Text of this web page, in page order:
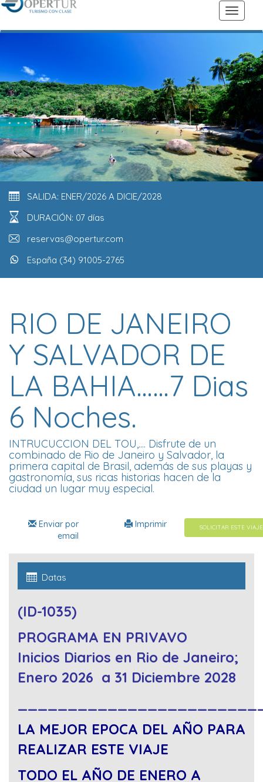
SALIDA: ENER/2026 A DICIE/2028
DURACIÓN: 07 días
reservas@opertur.com
España (34) 91005-2765
RIO DE JANEIRO
Y SALVADOR DE
LA BAHIA……7 Dias
6 Noches.
INTRUCUCCION DEL TOU,.... Disfrute de un
combinado de Rio de Janeiro y Salvador, la
primera capital de Brasil, además de sus playas y
gastronomía, sus ricas historias hacen de la
ciudad un lugar muy especial.
SOLICITAR ESTE VIAJE
Imprimir
Enviar por
email
Datas
(ID-1035)
PROGRAMA EN PRIVAVO
Inicios Diarios en Rio de Janeiro;
Enero 2026 a 31 Diciembre 2028
LA MEJOR EPOCA DEL AÑO PARA
REALIZAR ESTE VIAJE
TODO EL AÑO DE ENERO A